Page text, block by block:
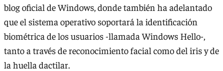
blog oficial de Windows, donde también ha adelantado
que el sistema operativo soportará la identificación
biométrica de los usuarios -llamada Windows Hello-,
tanto a través de reconocimiento facial como del iris y de
la huella dactilar.